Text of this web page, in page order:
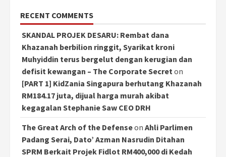
RECENT COMMENTS
SKANDAL PROJEK DESARU: Rembat dana
Khazanah berbilion ringgit, Syarikat kroni
Muhyiddin terus bergelut dengan kerugian dan
defisit kewangan – The Corporate Secret on
[PART 1] KidZania Singapura berhutang Khazanah
RM184.17 juta, dijual harga murah akibat
kegagalan Stephanie Saw CEO DRH
The Great Arch of the Defenseon Ahli Parlimen
Padang Serai, Dato’ Azman Nasrudin Ditahan
SPRM Berkait Projek Fidlot RM400,000 di Kedah